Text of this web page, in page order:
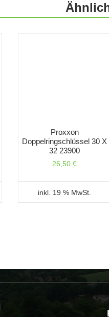
Proxxon
Doppelringschlüssel 30 X
32 23900
26,50€
inkl. 19 % MwSt.